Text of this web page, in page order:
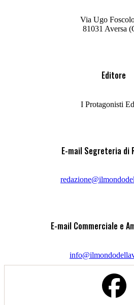
Via Ugo
81031 Aversa
Editore
I Protagonisti
E-mail Segreteria di
E-mail Commerciale e